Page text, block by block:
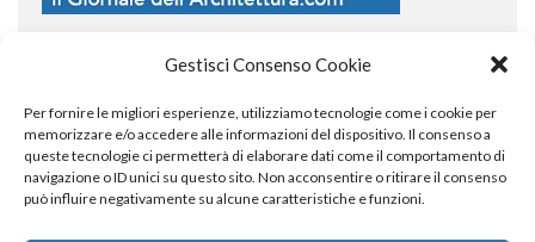
Gestisci Consenso Cookie
Per fornire le migliori esperienze, utilizziamo tecnologie come i cookie per
memorizzare e/o accedere alle informazioni del dispositivo. Il consenso a
queste tecnologie ci permetterà di elaborare dati come il comportamento di
navigazione o ID unici su questo sito. Non acconsentire o ritirare il consenso
può influire negativamente su alcune caratteristiche e funzioni.
COPYRIGHT
© TheArchitecturalPost 2024